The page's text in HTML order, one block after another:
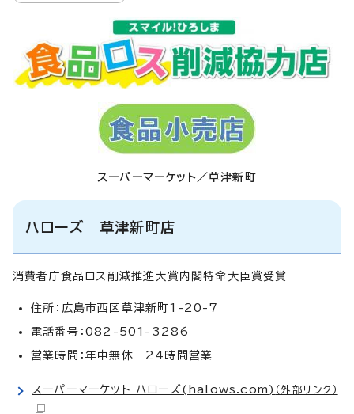
スーパーマーケット／草津新町
ハローズ 草津新町店
消費者庁食品ロス削減推進大賞内閣特命大臣賞受賞
住所：広島市西区草津新町1-20-7
電話番号：082-501-3286
営業時間：年中無休 24時間営業
スーパーマーケット ハローズ(halows.com) （外部リンク）